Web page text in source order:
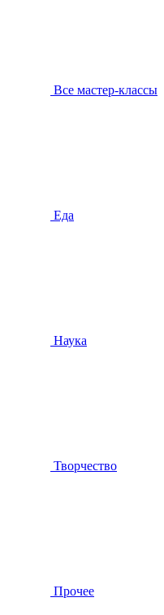
Все мастер-классы
Еда
Наука
Творчество
Прочее